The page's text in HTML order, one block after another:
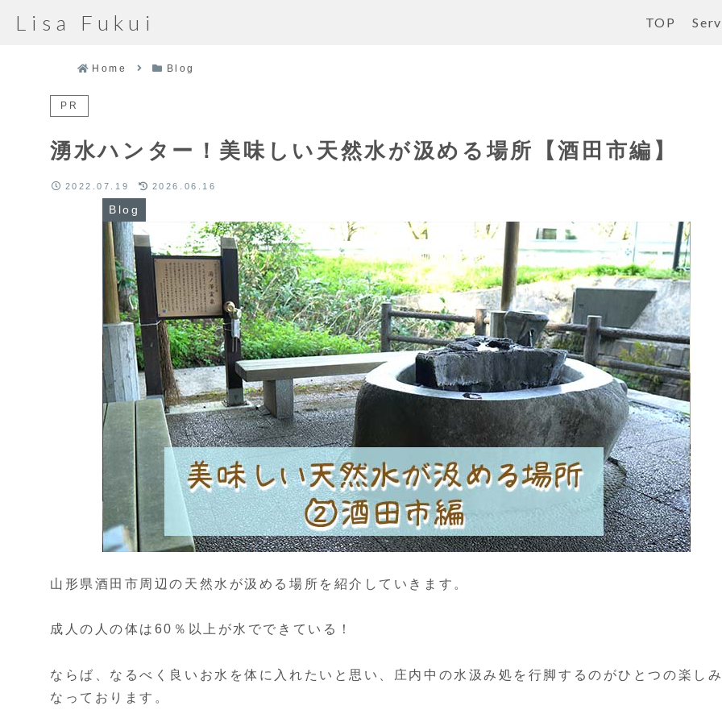
Lisa Fukui TOP
Home Blog
PR
湧水ハンター！美味しい天然水が汲める場所【酒田市編】
Blog
2022.07.19 2026.06.16
山形県酒田市周辺の天然水が汲める場所を紹介していきます。
成人の人の体は60％以上が水でできている！
ならば、なるべく良いお水を体に入れたいと思い、庄内中の水汲み処を行脚するのがひとつの楽し
なっております。